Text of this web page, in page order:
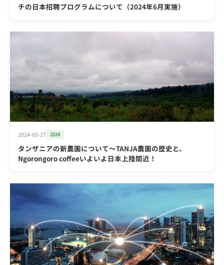
チの日本招聘プログラムについて（2024年6月実施）
2024-05-27 2024
タンザニアの新農園について～TANJA農園の歴史と、
Ngorongoro coffeeいよいよ日本上陸間近！